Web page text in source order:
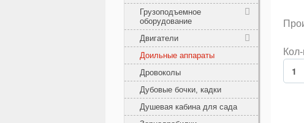
Грузоподъемное
оборудование
Двигатели
Доильные аппараты
Дровоколы
Дубовые бочки, кадки
Душевая кабина для сада